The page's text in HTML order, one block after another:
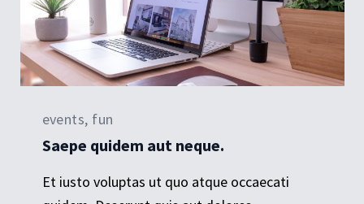
events, fun
Saepe quidem aut neque.
Et iusto voluptas ut quo atque occaecati